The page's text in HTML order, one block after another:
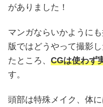
がありました！
マンガならいかように
版ではどうやって撮影
たところ、 CGは使わず
す。
頭部は特殊メイク、体